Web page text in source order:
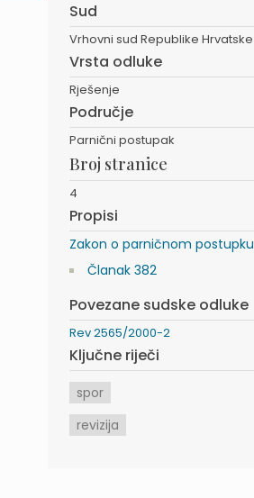
Sud
Vrhovni sud Republike Hrvatske
Vrsta odluke
Rješenje
Područje
Parnični postupak
Broj stranice
4
Propisi
Zakon o parničnom postupku
Članak 382
Povezane sudske odluke
Rev 2565/2000-2
Ključne riječi
spor
revizija